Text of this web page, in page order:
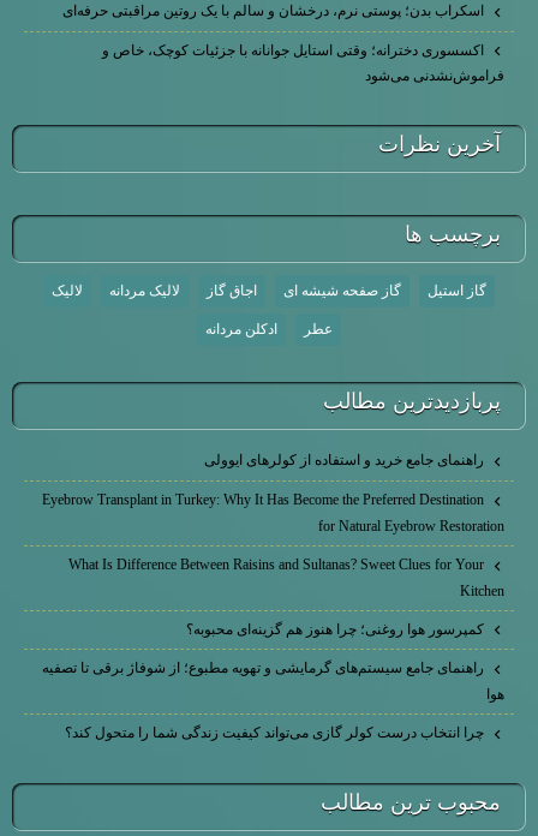
اسکراب بدن؛ پوستی نرم، درخشان و سالم با یک روتین مراقبتی حرفه‌ای
اکسسوری دخترانه؛ وقتی استایل جوانانه با جزئیات کوچک، خاص و
فراموش‌نشدنی می‌شود
آخرين نظرات
برچسب ها
گاز استیل گاز صفحه شیشه ای اجاق گاز لالیک مردانه لالیک
عطر ادکلن مردانه
پربازديدترين مطالب
راهنمای جامع خرید و استفاده از کولرهای ایوولی
Eyebrow Transplant in Turkey: Why It Has Become the Preferred Destination
for Natural Eyebrow Restoration
What Is Difference Between Raisins and Sultanas? Sweet Clues for Your
Kitchen
کمپرسور هوا روغنی؛ چرا هنوز هم گزینه‌ای محبوبه؟
راهنمای جامع سیستم‌های گرمایشی و تهویه مطبوع؛ از شوفاژ برقی تا تصفیه
چرا انتخاب درست کولر گازی می‌تواند کیفیت زندگی شما را متحول کند؟
محبوب ترين مطالب